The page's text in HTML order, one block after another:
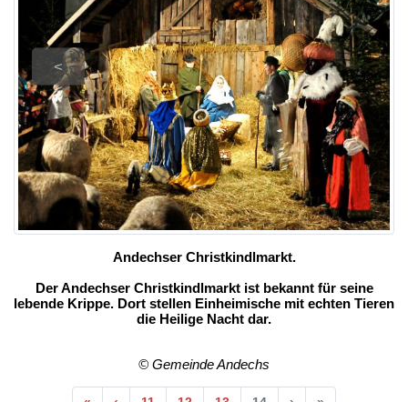
<
Andechser Christkindlmarkt.
Der Andechser Christkindlmarkt ist bekannt für seine
lebende Krippe. Dort stellen Einheimische mit echten Tieren
die Heilige Nacht dar.
© Gemeinde Andechs